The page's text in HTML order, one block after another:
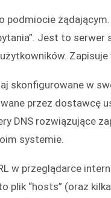
podmiocie
Jest to
skonfigurowane w
przez dostawcę
DNS rozwiązujące
systemie.
w przeglądarce
plik “hosts” (oraz